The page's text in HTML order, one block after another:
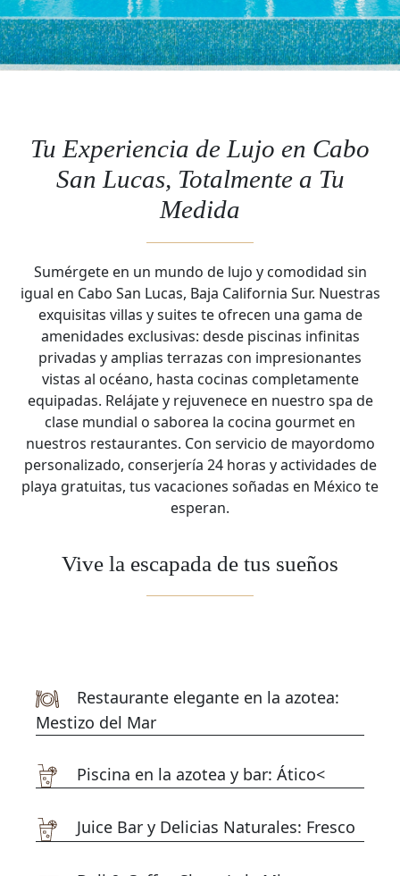
Tu Experiencia de Lujo en Cabo
San Lucas, Totalmente a Tu
Medida
Sumérgete en un mundo de lujo y comodidad sin
igual en Cabo San Lucas, Baja California Sur. Nuestras
exquisitas villas y suites te ofrecen una gama de
amenidades exclusivas: desde piscinas infinitas
privadas y amplias terrazas con impresionantes
vistas al océano, hasta cocinas completamente
equipadas. Relájate y rejuvenece en nuestro spa de
clase mundial o saborea la cocina gourmet en
nuestros restaurantes. Con servicio de mayordomo
personalizado, conserjería 24 horas y actividades de
playa gratuitas, tus vacaciones soñadas en México te
esperan.
Vive la escapada de tus sueños
Restaurante elegante en la azotea:
Mestizo del Mar
Piscina en la azotea y bar: Ático<
Juice Bar y Delicias Naturales: Fresco